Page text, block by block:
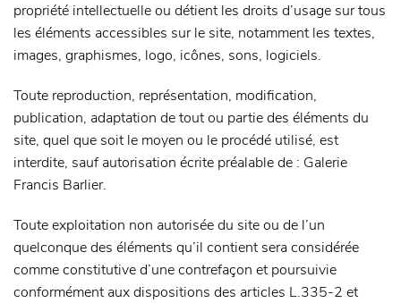
propriété intellectuelle ou détient les droits d’usage sur tous
les éléments accessibles sur le site, notamment les textes,
images, graphismes, logo, icônes, sons, logiciels.
Toute reproduction, représentation, modification,
publication, adaptation de tout ou partie des éléments du
site, quel que soit le moyen ou le procédé utilisé, est
interdite, sauf autorisation écrite préalable de : Galerie
Francis Barlier.
Toute exploitation non autorisée du site ou de l’un
quelconque des éléments qu’il contient sera considérée
comme constitutive d’une contrefaçon et poursuivie
conformément aux dispositions des articles L.335-2 et